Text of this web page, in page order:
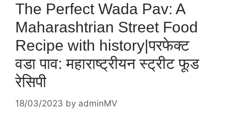
The Perfect Wada Pav: A
Maharashtrian Street Food
Recipe with history|परफेक्ट
वडा पाव: महाराष्ट्रीयन स्ट्रीट फूड
रेसिपी
18/03/2023 by adminMV